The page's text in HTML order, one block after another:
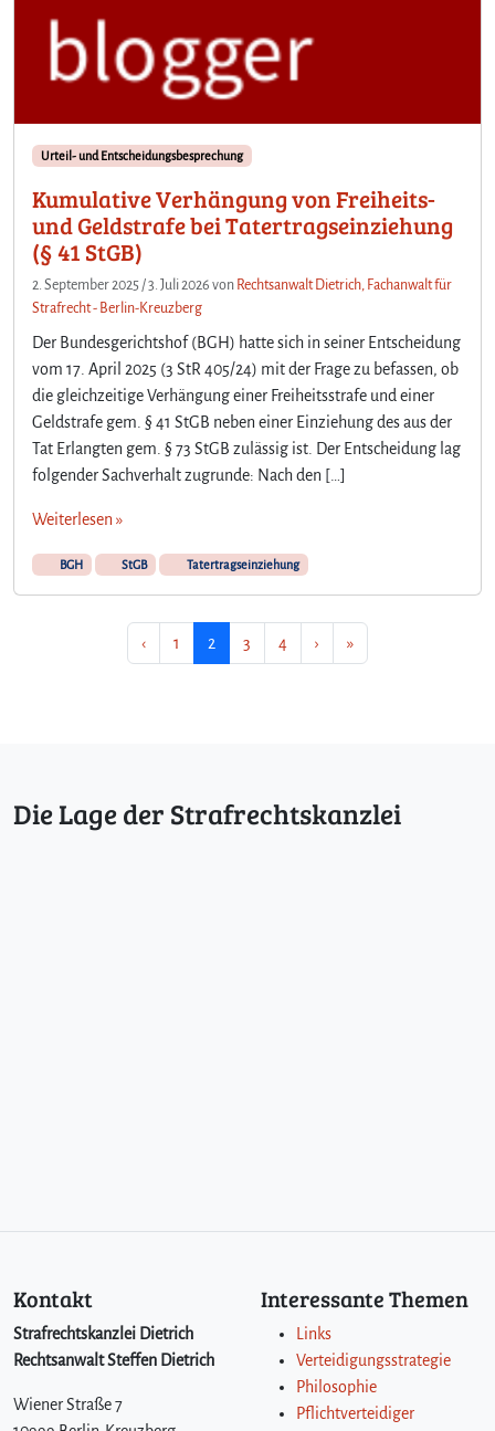
Urteil- und Entscheidungsbesprechung
Kumulative Verhängung von Freiheits-
und Geldstrafe bei Tatertragseinziehung
(§ 41 StGB)
2. September 2025 /3. Juli 2026 von Rechtsanwalt Dietrich, Fachanwalt für
Strafrecht - Berlin-Kreuzberg
Der Bundesgerichtshof (BGH) hatte sich in seiner Entscheidung
vom 17. April 2025 (3 StR 405/24) mit der Frage zu befassen, ob
die gleichzeitige Verhängung einer Freiheitsstrafe und einer
Geldstrafe gem. § 41 StGB neben einer Einziehung des aus der
Tat Erlangten gem. § 73 StGB zulässig ist. Der Entscheidung lag
folgender Sachverhalt zugrunde: Nach den […]
Weiterlesen »
BGH StGB Tatertragseinziehung
‹ Seite
1 Aktuelle Seite
2 Seite
3 Seite
4 › »
Die Lage der Strafrechtskanzlei
Kontakt
Strafrechtskanzlei Dietrich
Rechtsanwalt Steffen Dietrich
Wiener Straße 7
Interessante Themen
Links
Verteidigungsstrategie
Philosophie
Pflichtverteidiger